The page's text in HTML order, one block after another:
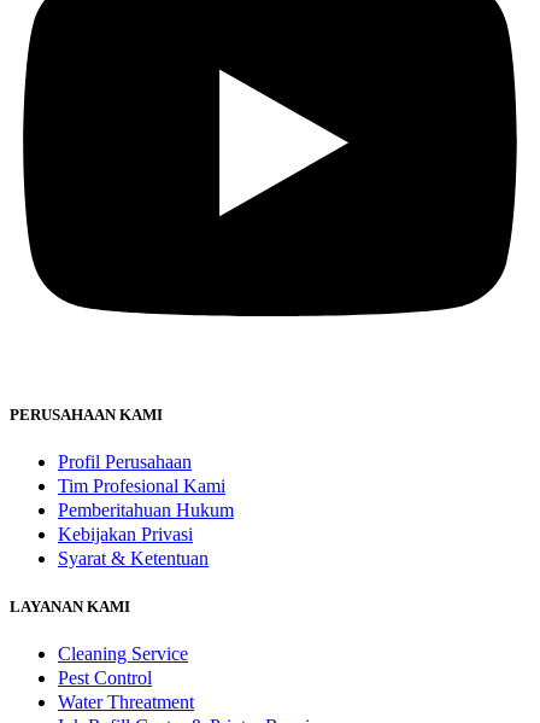
PERUSAHAAN KAMI
Profil Perusahaan
Tim Profesional Kami
Pemberitahuan Hukum
Kebijakan Privasi
Syarat & Ketentuan
LAYANAN KAMI
Cleaning Service
Pest Control
Water Threatment